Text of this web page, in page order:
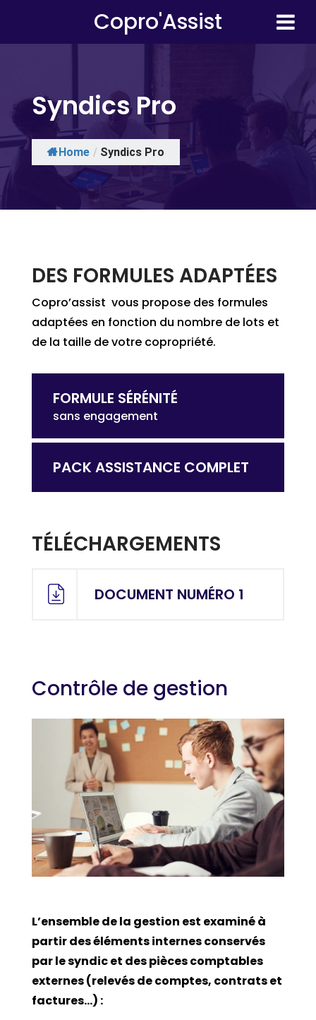
Syndics Pro
Home / Syndics Pro
Contrôle de gestion
L’ensemble de la gestion est examiné à
partir des éléments internes conservés
par le syndic et des pièces comptables
externes (relevés de comptes, contrats et
factures…) :
DES FORMULES ADAPTÉES
Copro’assist vous propose des formules
adaptées en fonction du nombre de lots et
de la taille de votre copropriété.
FORMULE SÉRÉNITÉ
sans engagement
PACK ASSISTANCE COMPLET
TÉLÉCHARGEMENTS
DOCUMENT NUMÉRO 1
Copro'Assist